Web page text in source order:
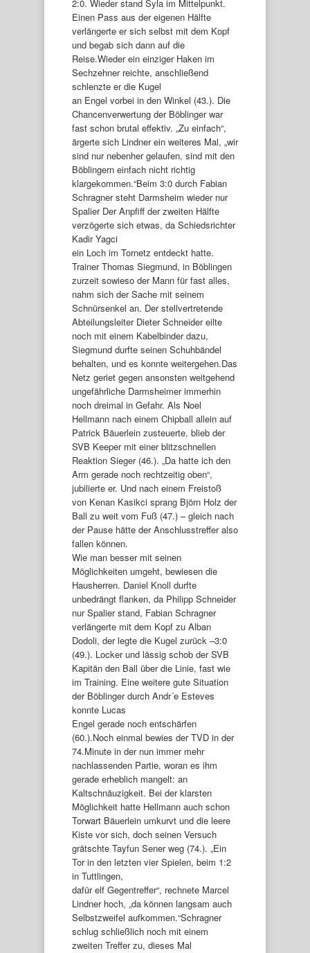
2:0. Wieder stand Syla im Mittelpunkt.
Einen Pass aus der eigenen Hälfte
verlängerte er sich selbst mit dem Kopf
und begab sich dann auf die
Reise.Wieder ein einziger Haken im
Sechzehner reichte, anschließend
schlenzte er die Kugel
an Engel vorbei in den Winkel (43.). Die
Chancenverwertung der Böblinger war
fast schon brutal effektiv. „Zu einfach“,
ärgerte sich Lindner ein weiteres Mal, „wir
sind nur nebenher gelaufen, sind mit den
Böblingern einfach nicht richtig
klargekommen.“Beim 3:0 durch Fabian
Schragner steht Darmsheim wieder nur
Spalier Der Anpfiff der zweiten Hälfte
verzögerte sich etwas, da Schiedsrichter
Kadir Yagci
ein Loch im Tornetz entdeckt hatte.
Trainer Thomas Siegmund, in Böblingen
zurzeit sowieso der Mann für fast alles,
nahm sich der Sache mit seinem
Schnürsenkel an. Der stellvertretende
Abteilungsleiter Dieter Schneider eilte
noch mit einem Kabelbinder dazu,
Siegmund durfte seinen Schuhbändel
behalten, und es konnte weitergehen.Das
Netz geriet gegen ansonsten weitgehend
ungefährliche Darmsheimer immerhin
noch dreimal in Gefahr. Als Noel
Hellmann nach einem Chipball allein auf
Patrick Bäuerlein zusteuerte, blieb der
SVB Keeper mit einer blitzschnellen
Reaktion Sieger (46.). „Da hatte ich den
Arm gerade noch rechtzeitig oben“,
jubilierte er. Und nach einem Freistoß
von Kenan Kasikci sprang Björn Holz der
Ball zu weit vom Fuß (47.) – gleich nach
der Pause hätte der Anschlusstreffer also
fallen können.
Wie man besser mit seinen
Möglichkeiten umgeht, bewiesen die
Hausherren. Daniel Knoll durfte
unbedrängt flanken, da Philipp Schneider
nur Spalier stand, Fabian Schragner
verlängerte mit dem Kopf zu Alban
Dodoli, der legte die Kugel zurück –3:0
(49.). Locker und lässig schob der SVB
Kapitän den Ball über die Linie, fast wie
im Training. Eine weitere gute Situation
der Böblinger durch Andr´e Esteves
konnte Lucas
Engel gerade noch entschärfen
(60.).Noch einmal bewies der TVD in der
74.Minute in der nun immer mehr
nachlassenden Partie, woran es ihm
gerade erheblich mangelt: an
Kaltschnäuzigkeit. Bei der klarsten
Möglichkeit hatte Hellmann auch schon
Torwart Bäuerlein umkurvt und die leere
Kiste vor sich, doch seinen Versuch
grätschte Tayfun Sener weg (74.). „Ein
Tor in den letzten vier Spielen, beim 1:2
in Tuttlingen,
dafür elf Gegentreffer“, rechnete Marcel
Lindner hoch, „da können langsam auch
Selbstzweifel aufkommen.“Schragner
schlug schließlich noch mit einem
zweiten Treffer zu, dieses Mal